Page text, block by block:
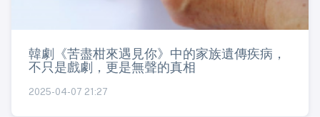
韓劇《苦盡柑來遇見你》中的家族遺傳疾病，
不只是戲劇，更是無聲的真相
2025-04-07 21:27